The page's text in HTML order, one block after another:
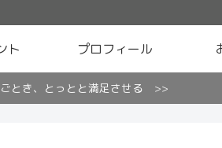
ト プロフィール
とき、とっとと満足させる >>